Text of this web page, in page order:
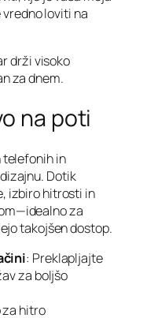
loviti na
drži visoko
za dnem.
na poti
telefonih in
Dotik
izbiro hitrosti in
za
takojšen dostop.
: Preklapljajte
za boljšo
za hitro